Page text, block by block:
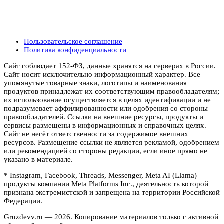
Пользовательское соглашение
Политика конфиденциальности
Сайт соблюдает 152-ФЗ, данные хранятся на серверах в России.
Сайт носит исключительно информационный характер. Все
упомянутые товарные знаки, логотипы и наименования
продуктов принадлежат их соответствующим правообладателям;
их использование осуществляется в целях идентификации и не
подразумевает аффилированности или одобрения со стороны
правообладателей. Ссылки на внешние ресурсы, продукты и
сервисы размещены в информационных и справочных целях.
Сайт не несёт ответственности за содержимое внешних
ресурсов. Размещение ссылки не является рекламой, одобрением
или рекомендацией со стороны редакции, если иное прямо не
указано в материале.
* Instagram, Facebook, Threads, Messenger, Meta AI (Llama) —
продукты компании Meta Platforms Inc., деятельность которой
признана экстремистской и запрещена на территории Российской
Федерации.
Gruzdevv.ru — 2026. Копирование материалов только с активной